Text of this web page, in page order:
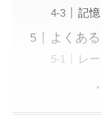
記
よくあ
レ